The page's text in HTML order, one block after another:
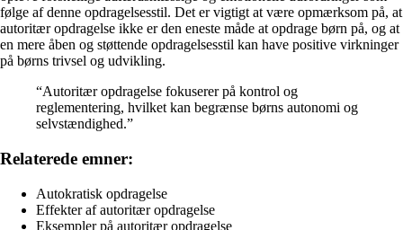
følge af denne opdragelsesstil. Det er vigtigt at være opmærksom på, at
autoritær opdragelse ikke er den eneste måde at opdrage børn på, og at
en mere åben og støttende opdragelsesstil kan have positive virkninger
på børns trivsel og udvikling.
“Autoritær opdragelse fokuserer på kontrol og
reglementering, hvilket kan begrænse børns autonomi og
selvstændighed.”
Relaterede emner:
Autokratisk opdragelse
Effekter af autoritær opdragelse
Eksempler på autoritær opdragelse